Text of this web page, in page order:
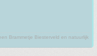
Brammetje Biesterveld en natuurlijk